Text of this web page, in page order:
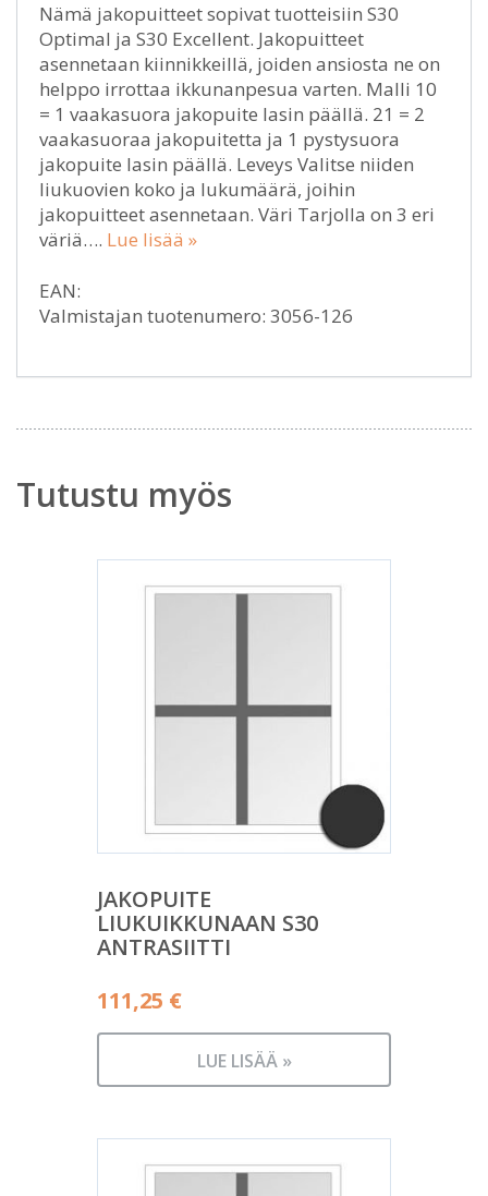
Nämä jakopuitteet sopivat tuotteisiin S30
Optimal ja S30 Excellent. Jakopuitteet
asennetaan kiinnikkeillä, joiden ansiosta ne on
helppo irrottaa ikkunanpesua varten. Malli 10
= 1 vaakasuora jakopuite lasin päällä. 21 = 2
vaakasuoraa jakopuitetta ja 1 pystysuora
jakopuite lasin päällä. Leveys Valitse niiden
liukuovien koko ja lukumäärä, joihin
jakopuitteet asennetaan. Väri Tarjolla on 3 eri
väriä…. Lue lisää »
EAN:
Valmistajan tuotenumero: 3056-126
Tutustu myös
JAKOPUITE
LIUKUIKKUNAAN S30
ANTRASIITTI
111,25 €
LUE LISÄÄ »